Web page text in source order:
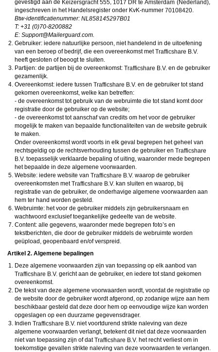
ongeschikte online content in aanraking komen. Daarvoor enkele tips:
Installeer programma’s voor ouderlijk toezicht op jouw apparaat . Voorbeelden van
programma’s voor ouderlijk toezicht zijnNetnanny
. Deze programma’s werken zodanig dat toegang tot specifieke websites en
online inhoud worden geblokkeerd. Vaak blokkeren deze programma’s standaard al
een groot aantal websites waarvan algemeen verondersteld wordt dat deze
ongeschikt zijn voor minderjarigen. Door middel van updates kunnen daar steeds
nieuwe websites aan worden toegevoegd.
Neem contact op met jouw internetprovider
maken dat bepaalde informatie van internet wordt gefilterd. Je kunt jouw
internetprovider raadplegen om na te vragen of deze service ook voor jou mogelijk
is.
Controleer jouw webbrowser. Informeer je over de werking van jouw webbrowser
zodat je kunt zien welke websites door jouw minderjarige kinderen zijn bezocht.
Door in geval van ongewenste sitebezoeken jouw minderjarige kinderen daarop
aan te spreken, kun je jouw kinderen leren dat de websites niet voor hun geschikt
zijn. Bovendien kun je naar aanleiding daarvan beoordelen in hoeverre jouw kind
geïnteresseerd is in bepaalde websites, zodat je bovenstaande tips kunt hanteren.
Praat met jouw kinderen. Leer jouw minderjarige kinderen dat ze nooit
persoonsgegevens of persoonlijke informatie via internet moeten verstrekken aan
internet hoeft te zijn wie ze zeggen te zijn en dat men wel eens verkeerde
bedoelingen kan hebben als iemand via het internet contact opneemt met jouw
kind. Vertel jouw kinderen bovendien dat ze niet met vreemde andere minderjarigen
die zij online hebben ontmoet, moeten afspreken zonder daarover eerst met jou te
overleggen. Ook is het raadzaam jouw kind te vertellen dat hij jou meteen moet
laten weten wanneer iemand op internet contact met hem opneemt of wanneer
jouw kind seksueel getinte content of andere content waarvan hij schrikt, op
internet tegenkomt.
Via deze website verleent
chatdiensten voor entertainmentdoeleinden. Om van deze diensten gebruik te kunnen
maken, heb je credits nodig. Je ontvangt er bij jouw aanmelding een paar gratis, maar
daarna dien je voor credits te betalen. De kosten daarvoor tref je aan bij jouw
bestelling van credits en op de paginaKosten.
behoudt zich het recht voor om zelf profielen op deze website aan te
maken en namens deze profielen berichten aan jou als gebruiker te verzenden. Door
gefingeerd zijn. Deze gefingeerde profielen zijn alleen aangemaakt om berichten en
profiel zijn dan ook niet mogelijk.
Deze site wordt beschermd door reCAPTCHA, hetPrivacybeleiden deAlgemene
Voorwaardenvan Google zijn van toepassing.
hanteert een beschermplan met als doel het herkennen en in
bescherming nemen van consumenten die de aard van de diensten op deze website
mogelijk niet begrijpen. Het beschermplan houdt onder meer in dat jijzelf, maar ook
derden een toegangsverbod voor jou kunnen aanvragen. Meer informatie hierover tref
je aan op de paginaToegangsverbod.
Op het gebruik van deze website zijn dealgemene voorwaarden ,cookieverklaring
en
van toepassing. Door op
doorgaan"te klikken ga je met decookieverklaringenprivacybeleidakkoord.
Indien je je op de website registreert, ga je tevens akkoord met dealgemene
voorwaarden
gevestigd aan de
,
,
ingeschreven in het Handelsregister onder KvK-nummer
.
Btw-identificatienummer:
T: +31 (0)70-8200882
E: moc.draugreliaM@troppuS.
Gebruiker: iedere natuurlijke persoon, niet handelend in de uitoefening
van een beroep of bedrijf, die een overeenkomst met
heeft gesloten of beoogt te sluiten.
Partijen: de partijen bij de overeenkomst:
en de gebruiker
gezamenlijk.
Overeenkomst: iedere tussen
en de gebruiker tot stand
gekomen overeenkomst, welke kan betreffen:
- de overeenkomst tot gebruik van de webruimte die tot stand komt door
registratie door de gebruiker op de website;
- de overeenkomst tot aanschaf van credits om het voor de gebruiker
mogelijk te maken van bepaalde functionaliteiten van de website gebruik
te maken.
Onder overeenkomst wordt voorts in elk geval begrepen het geheel van
rechtsgeldig op de rechtsverhouding tussen de gebruiker en
toepasselijk verklaarde bepaling of uiting, waaronder mede begrepen
het bepaalde in deze algemene voorwaarden.
Website: iedere website van
waarop de gebruiker
overeenkomsten met
kan sluiten en waarop, bij
registratie van de gebruiker, de onderhavige algemene voorwaarden aan
hem ter hand worden gesteld.
Webruimte: het voor de gebruiker middels zijn gebruikersnaam en
wachtwoord exclusief toegankelijke gedeelte van de website.
Content: alle gegevens, waaronder mede begrepen foto’s en
tekstberichten, die door de gebruiker middels de webruimte worden
geüpload, geopenbaard en/of verspreid.
Artikel 2. Algemene bepalingen
Deze algemene voorwaarden zijn van toepassing op elk aanbod van
gericht aan de gebruiker, en iedere tot stand gekomen
overeenkomst.
De tekst van deze algemene voorwaarden wordt, voordat de registratie op
de website door de gebruiker wordt afgerond, op zodanige wijze aan hem
beschikbaar gesteld dat deze door hem op eenvoudige wijze kan worden
opgeslagen op een duurzame gegevensdrager.
Indien
niet voortdurend strikte naleving van deze
algemene voorwaarden verlangt, betekent dit niet dat deze voorwaarden
niet van toepassing zijn of dat
het recht verliest om in
toekomstige gevallen strikte naleving van deze voorwaarden te verlangen.